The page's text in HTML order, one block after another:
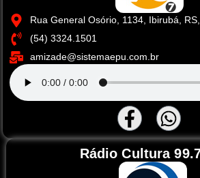
Rua General Osório, 1134, Ibirubá,
(54) 3324.1501
amizade@sistemaepu.com.br
Rádio Cultura